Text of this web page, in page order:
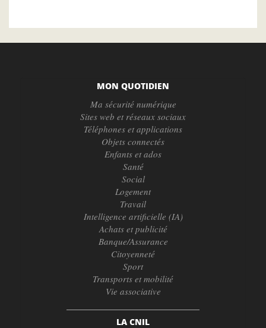
MON QUOTIDIEN
Ma sécurité numérique
Sites web et réseaux sociaux
Téléphones et applications
Objets connectés
Enfants et ados
Santé
Social
Logement
Travail
Intelligence artificielle (IA)
Achats et publicité
Banque/Assurance
Citoyenneté
Sport
Transports et mobilité
Vie associative
LA CNIL